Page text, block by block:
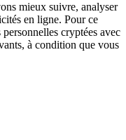
mieux suivre, analyser
en ligne. Pour ce
cryptées avec
à condition que vous